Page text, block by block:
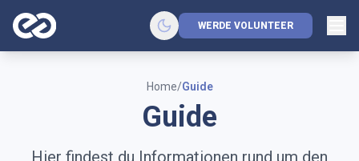
WERDE VOLUNTEER
Home/Guide
Guide
Hier findest du Informationen rund um den